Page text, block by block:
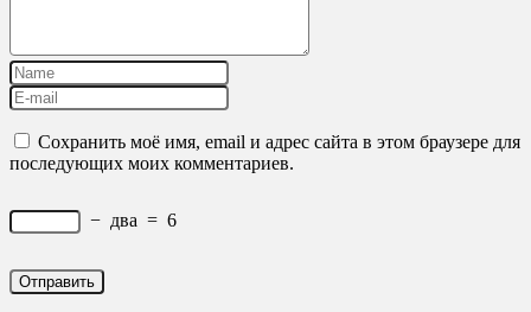
Сохранить моё имя, email и адрес сайта в этом браузере для
последующих моих комментариев.
− два = 6